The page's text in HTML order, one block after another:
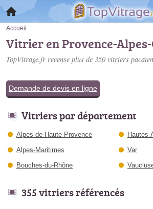
Accueil
Vitrier en Provence-
TopVitrage.fr recense plus de 350 vitriers
Demande de devis en ligne
Vitriers par département
Alpes-de-Haute-Provence
Alpes-Maritimes
Bouches-du-Rhône
Hautes-
Var
355 vitriers référencés